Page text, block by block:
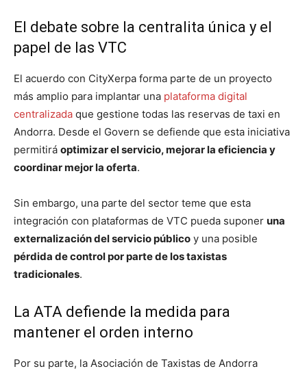
El debate sobre la centralita única y el
papel de las VTC
El acuerdo con CityXerpa forma parte de un proyecto
más amplio para implantar una plataforma digital
centralizada que gestione todas las reservas de taxi en
Andorra. Desde el Govern se defiende que esta iniciativa
permitirá optimizar el servicio, mejorar la eficiencia y
coordinar mejor la oferta.
Sin embargo, una parte del sector teme que esta
integración con plataformas de VTC pueda suponer una
externalización del servicio público y una posible
pérdida de control por parte de los taxistas
tradicionales.
La ATA defiende la medida para
mantener el orden interno
Por su parte, la Asociación de Taxistas de Andorra